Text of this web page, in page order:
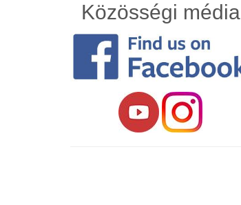
Közösségi média